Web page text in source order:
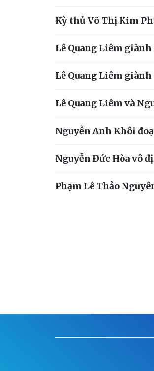
Kỳ thủ Võ Thị Kim
Lê Quang Liêm
Lê Quang Liêm
Lê Quang Liêm và
Nguyễn Anh Khôi
Nguyễn Đức Hòa vô
Phạm Lê Thảo